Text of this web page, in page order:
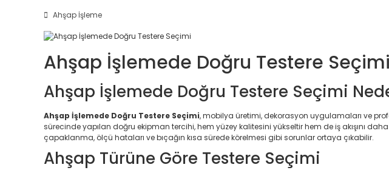
Ahşap İşleme
Ahşap İşlemede Doğru Testere Seçimi
Ahşap İşlemede Doğru Testere Seçimi
Ahşap İşlemede Doğru Testere Seçimi, mobilya üretimi, dekorasyon uygulamaları ve
sürecinde yapılan doğru ekipman tercihi, hem yüzey kalitesini yükseltir hem de iş akışını
çapaklanma, ölçü hataları ve bıçağın kısa sürede körelmesi gibi sorunlar ortaya çıkabilir.
Ahşap Türüne Göre Testere Seçimi